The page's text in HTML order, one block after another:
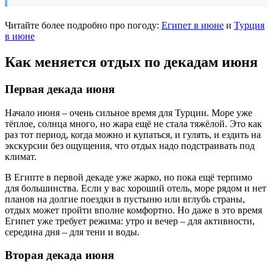
Читайте более подробно про погоду: Египет в июне и Турция
в июне
Как меняется отдых по декадам июня
Первая декада июня
Начало июня – очень сильное время для Турции. Море уже
тёплое, солнца много, но жара ещё не стала тяжёлой. Это как
раз тот период, когда можно и купаться, и гулять, и ездить на
экскурсии без ощущения, что отдых надо подстраивать под
климат.
В Египте в первой декаде уже жарко, но пока ещё терпимо
для большинства. Если у вас хороший отель, море рядом и нет
планов на долгие поездки в пустыню или вглубь страны,
отдых может пройти вполне комфортно. Но даже в это время
Египет уже требует режима: утро и вечер – для активности,
середина дня – для тени и воды.
Вторая декада июня